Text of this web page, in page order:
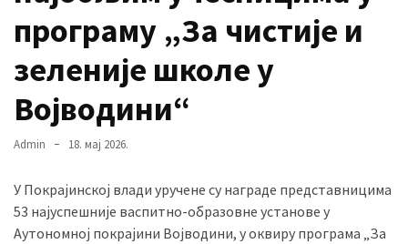
MOST
USED
CATEGORIES
Вести
Вршац
(872)
програму „За чистије и
зеленије школе у
Војводини“
Admin 18. мај 2026.
У Покрајинској влади уручене су награде представницима
53 најуспешније васпитно-образовне установе у
Аутономној покрајини Војводини, у оквиру програма „За